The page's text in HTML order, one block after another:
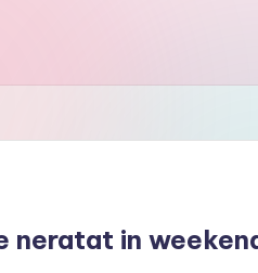
neratat in